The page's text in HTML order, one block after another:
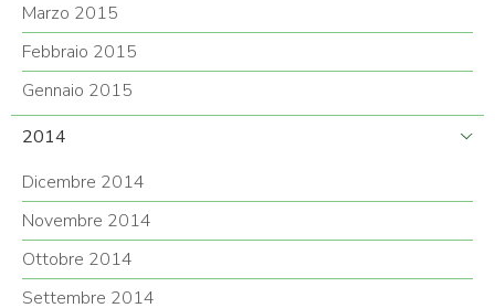
Marzo 2015
Febbraio 2015
Gennaio 2015
2014
Dicembre 2014
Novembre 2014
Ottobre 2014
Settembre 2014